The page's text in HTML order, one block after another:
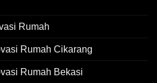
Rumah
Rumah Cikarang
Rumah Bekasi